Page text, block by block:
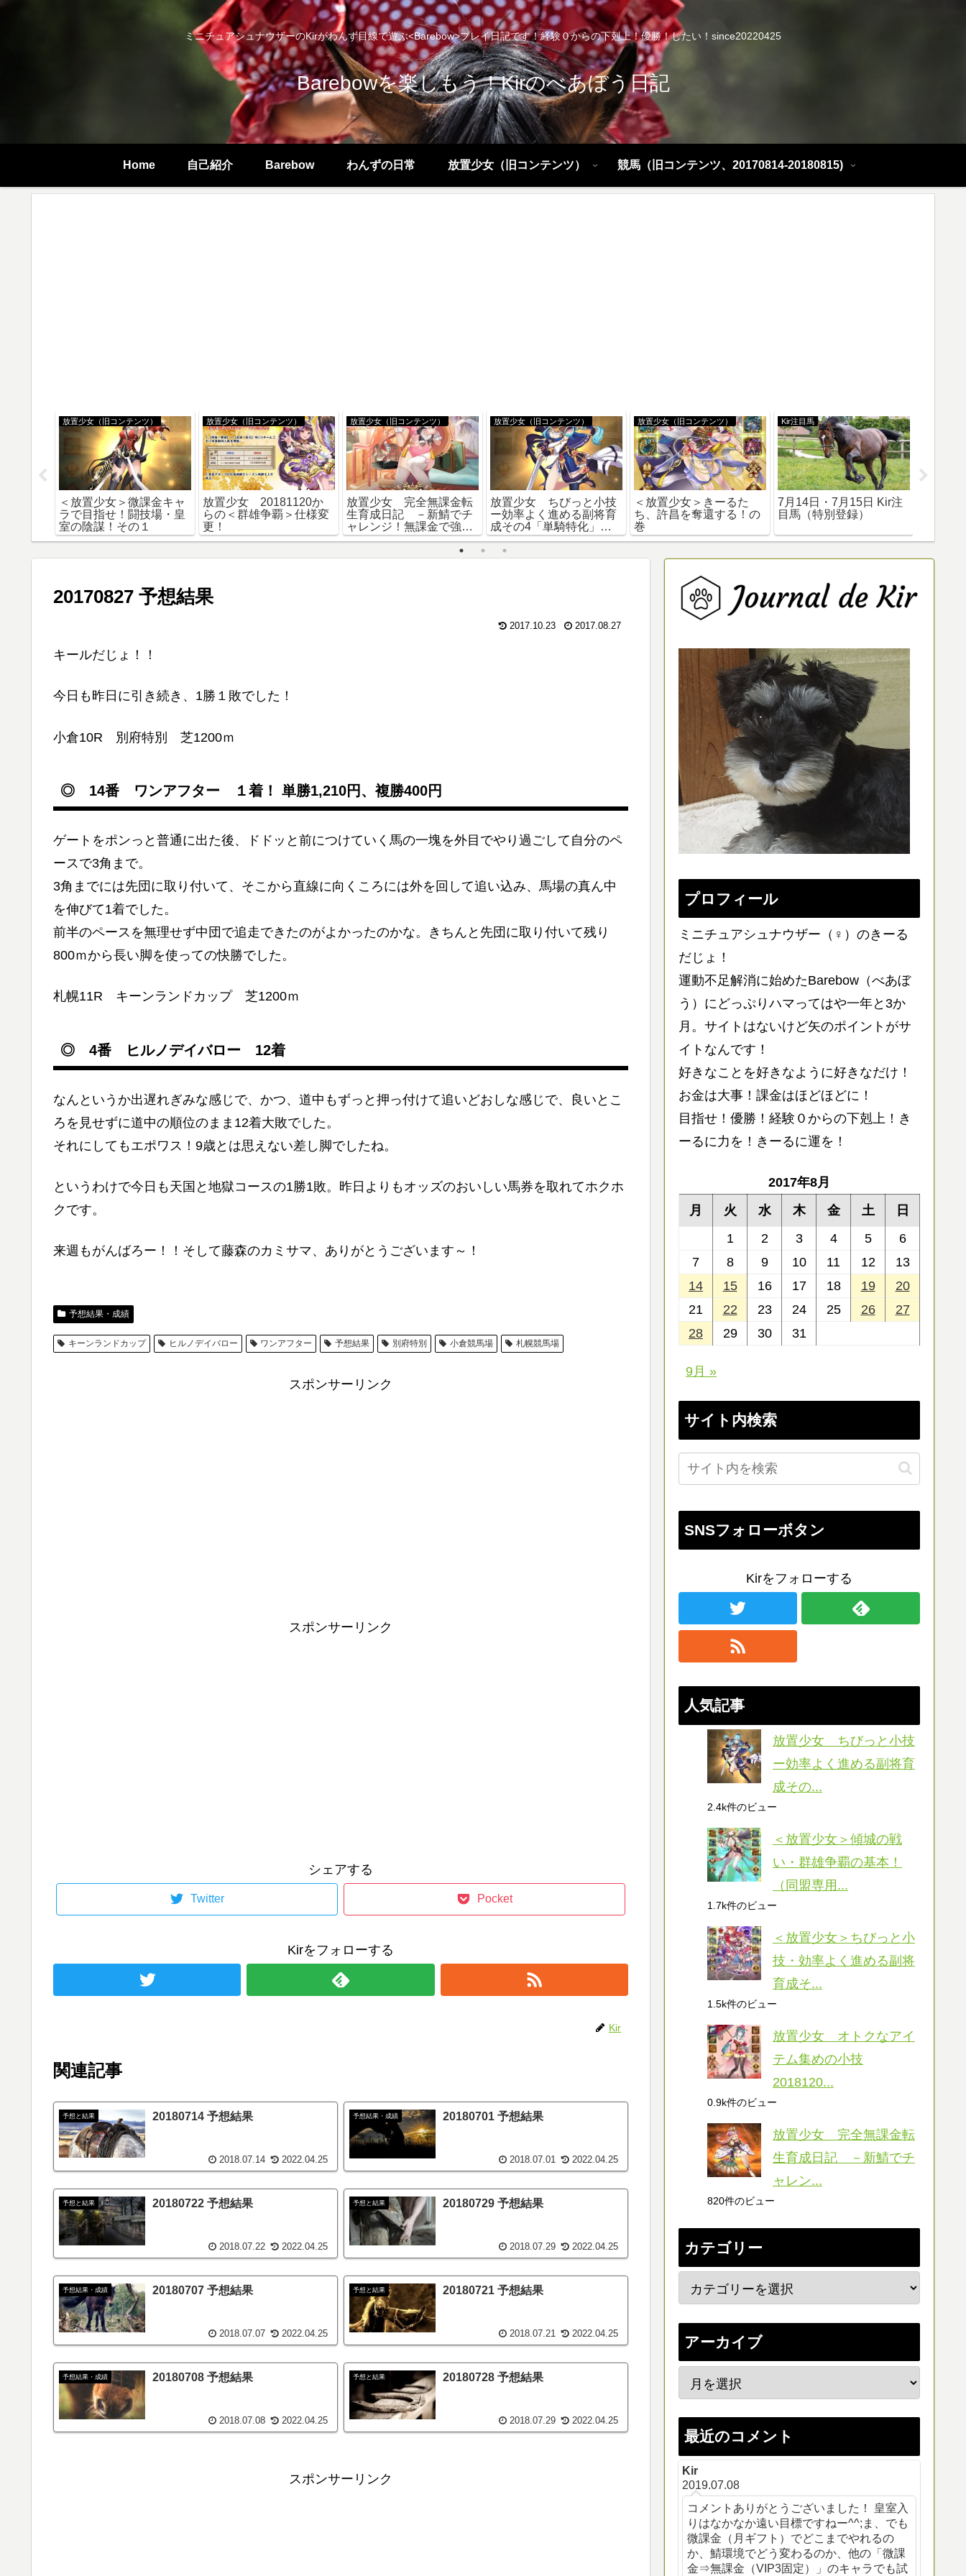
ミニチュアシュナウザーのKirがわんず目線で遊ぶ<Barebow>プレイ日記です！経験０からの下剋上！優勝！したい！since20220425
Barebowを楽しもう！Kirのべあぼう日記
Home 自己紹介 Barebow わんずの日常 放置少女（旧コンテンツ） 競馬（旧コンテンツ、20170814-20180815)
放置少女（旧コンテンツ）
＜放置少女＞微課金キャ
ラで目指せ！闘技場・皇
室の陰謀！その１
放置少女（旧コンテンツ）
放置少女 20181120か
らの＜群雄争覇＞仕様変
更！
放置少女（旧コンテンツ）
放置少女 完全無課金転
生育成日記 －新鯖でチ
ャレンジ！無課金で強く
なる！－第一弾まとめだ
放置少女（旧コンテンツ）
放置少女 ちびっと小技
ー効率よく進める副将育
成その4「単騎特化」の
具体的な方法－（宝石と
無双・伝説追記あり）
放置少女（旧コンテンツ）
＜放置少女＞きーるた
ち、許昌を奪還する！の
巻
Kir注目馬
7月14日・7月15日 Kir注
目馬（特別登録）
なる！
20170827 予想結果
2017.10.23 2017.08.27
キールだじょ！！
今日も昨日に引き続き、1勝１敗でした！
小倉10R 別府特別 芝1200ｍ
◎ 14番 ワンアフター １着！ 単勝1,210円、複勝400円
ゲートをポンっと普通に出た後、ドドッと前につけていく馬の一塊を外目でやり過ごして自分のペ
ースで3角まで。
3角までには先団に取り付いて、そこから直線に向くころには外を回して追い込み、馬場の真ん中
を伸びて1着でした。
前半のペースを無理せず中団で追走できたのがよかったのかな。きちんと先団に取り付いて残り
800ｍから長い脚を使っての快勝でした。
札幌11R キーンランドカップ 芝1200ｍ
◎ 4番 ヒルノデイバロー 12着
なんというか出遅れぎみな感じで、かつ、道中もずっと押っ付けて追いどおしな感じで、良いとこ
ろを見せずに道中の順位のまま12着大敗でした。
それにしてもエポワス！9歳とは思えない差し脚でしたね。
というわけで今日も天国と地獄コースの1勝1敗。昨日よりもオッズのおいしい馬券を取れてホクホ
クです。
来週もがんばろー！！そして藤森のカミサマ、ありがとうございます～！
予想結果・成績
キーンランドカップ ヒルノデイバロー ワンアフター 予想結果 別府特別 小倉競馬場 札幌競馬場
スポンサーリンク
スポンサーリンク
シェアする
Twitter Pocket
Kirをフォローする
Kir
関連記事
予想と結果 20180714 予想結果
2018.07.14 2022.04.25
予想結果・成績 20180701 予想結果
2018.07.01 2022.04.25
予想と結果 20180722 予想結果
2018.07.22 2022.04.25
予想と結果 20180729 予想結果
2018.07.29 2022.04.25
予想結果・成績 20180707 予想結果
2018.07.07 2022.04.25
予想と結果 20180721 予想結果
2018.07.21 2022.04.25
予想結果・成績 20180708 予想結果
2018.07.08 2022.04.25
予想と結果 20180728 予想結果
2018.07.29 2022.04.25
スポンサーリンク
プロフィール
ミニチュアシュナウザー（♀）のきーる
だじょ！
運動不足解消に始めたBarebow（べあぼ
う）にどっぷりハマってはや一年と3か
月。サイトはないけど矢のポイントがサ
イトなんです！
好きなことを好きなように好きなだけ！
お金は大事！課金はほどほどに！
目指せ！優勝！経験０からの下剋上！き
ーるに力を！きーるに運を！
2017年8月
月
火 水 木 金 土
日
1
2 3 4 5
6
7
8 9 10 11 12
13
14
15 16 17 18 19
20
21
22 23 24 25 26
27
28
29 30 31
9月 »
サイト内検索
SNSフォローボタン
Kirをフォローする
人気記事
放置少女 ちびっと小技
ー効率よく進める副将育
成その...
2.4k件のビュー
＜放置少女＞傾城の戦
い・群雄争覇の基本！
（同盟専用...
1.7k件のビュー
＜放置少女＞ちびっと小
技・効率よく進める副将
育成そ...
1.5k件のビュー
放置少女 オトクなアイ
テム集めの小技
2018120...
0.9k件のビュー
放置少女 完全無課金転
生育成日記 －新鯖でチ
ャレン...
820件のビュー
カテゴリー
アーカイブ
最近のコメント
Kir
2019.07.08
コメントありがとうございました！ 皇室入
りはなかなか遠い目標ですねー^^;ま、でも
微課金（月ギフト）でどこまでやれるの
か、鯖環境でどう変わるのか、他の「微課
金⇒無課金（VIP3固定）」のキャラでも試